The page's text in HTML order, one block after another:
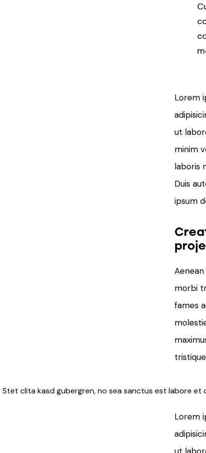
Lorem
ut
minim
laboris
Duis
ipsum
morbi
fames
Stet clita kasd gubergren, no sea sanctus est labore et
Lorem